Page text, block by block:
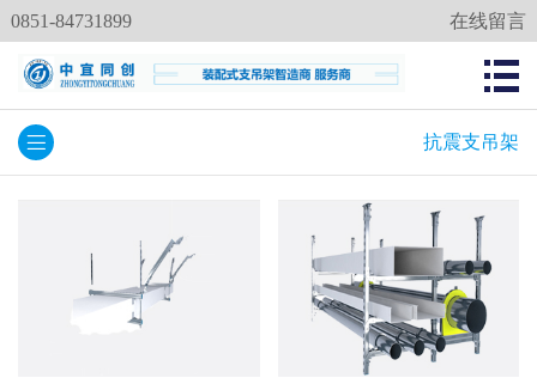
0851-84731899 在线留言
抗震支吊架